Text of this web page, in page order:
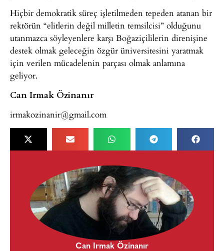
Hiçbir demokratik süreç işletilmeden tepeden atanan bir
rektörün “elitlerin değil milletin temsilcisi” olduğunu
utanmazca söyleyenlere karşı Boğaziçililerin direnişine
destek olmak geleceğin özgür üniversitesini yaratmak
için verilen mücadelenin parçası olmak anlamına
geliyor.
Can Irmak Özinanır
irmakozinanir@gmail.com
Can Irmak Özinanır